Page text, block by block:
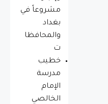
مشروعاً في
بغداد
والمحافظا
ت
خطيب
مدرسة
الإمام
الخالصي